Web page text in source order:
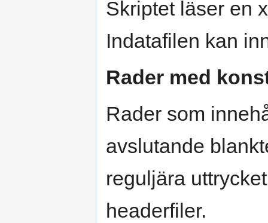
Skriptet läser en
Indatafilen kan
Rader med
Rader som
avslutande
reguljära
headerfiler.